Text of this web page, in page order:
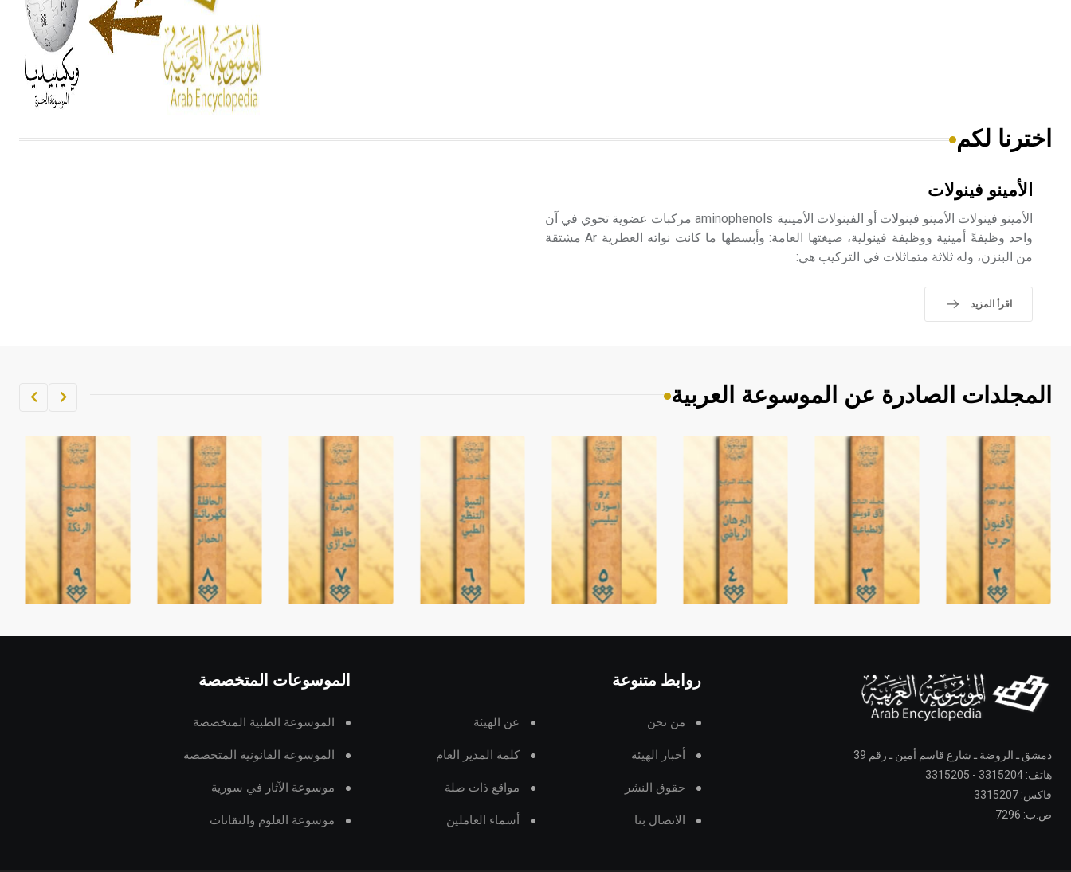
- هل تعلم أن المرجان إفراز حيواني
يتكون في البحر ويتركب من مادة
كربونات الكلسيوم، وهو أحمر أو شديد
الحمرة وهو أجود أنواعه، ويمتاز بكبر
الحجم ويسمى الش
- هل تعلم أن الأبجدية الكنعانية تتألف من
حيث تقتصر القيمة الصوتية للعلامة الك
اخترنا لكم
الأمينو فينولات
الأمينو فينولات الأمينو فينولات أو الفينولات الأمينية aminophenols مركبات عضوية تحوي في آن
واحد وظيفةً أمينية ووظيفة فينولية، صيغتها العامة: وأبسطها ما كانت نواته العطرية Ar مشتقة
من البنزن، وله ثلاثة متماثلات في التركيب هي:
اقرأ المزيد
المجلدات الصادرة عن الموسوعة العربية
دمشق ـ الروضة ـ شارع قاسم أمين ـ رقم 39
هاتف: 3315204 - 3315205
فاكس: 3315207
ص.ب: 7296
روابط متنوعة
من نحن عن الهيئة
أخبار الهيئة كلمة المدير العام
حقوق النشر مواقع ذات صلة
الاتصال بنا أسماء العاملين
الموسوعات المتخصصة
الموسوعة الطبية المتخصصة
الموسوعة القانونية المتخصصة
موسوعة الآثار في سورية
موسوعة العلوم والتقانات